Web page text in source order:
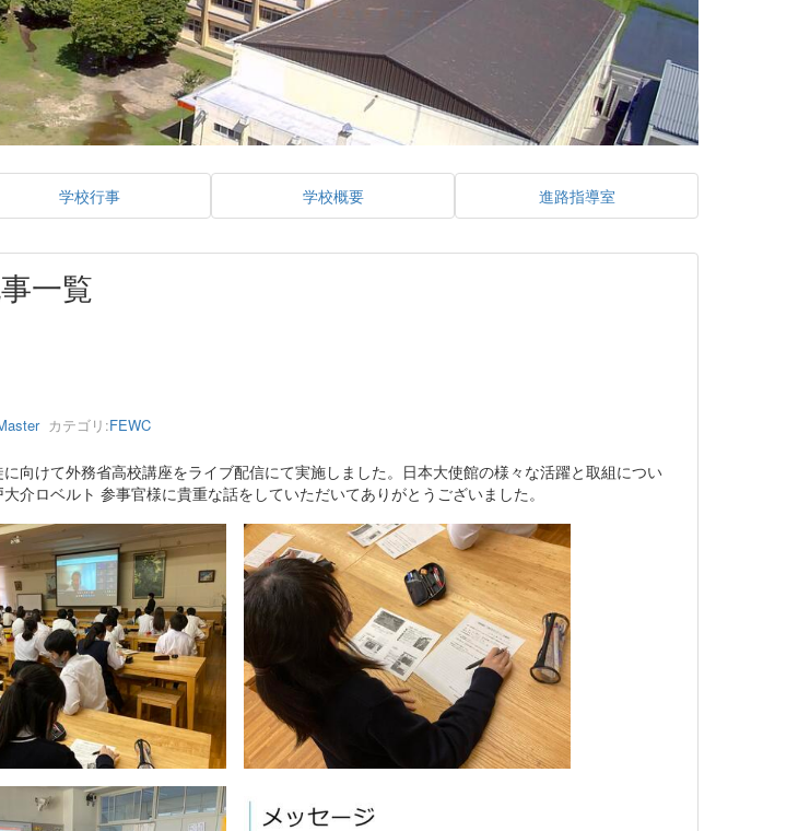
学校行事 学校概要 進路指導室
一覧
カテゴリ:FEWC
向けて外務省高校講座をライブ配信にて実施しました。日本大使館の様々な活躍と取組につい
介ロベルト 参事官様に貴重な話をしていただいてありがとうございました。